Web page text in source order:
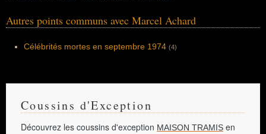
Autres points communs avec Marcel Achard
Célébrités mortes en septembre 1974 (4)
Coussins d'Exception
Découvrez les coussins d'exception MAISON TRAMIS en